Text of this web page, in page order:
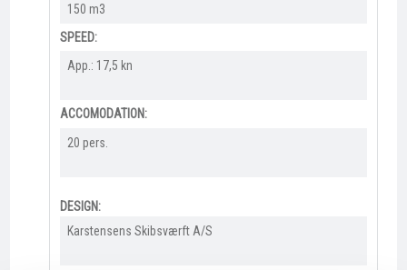
150 m3
SPEED:
App.: 17,5 kn​
ACCOMODATION:
20 pers.​
DESIGN:
Karstensens Skibsværft A/S